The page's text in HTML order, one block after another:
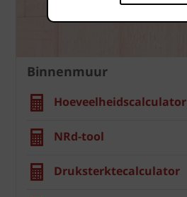
Binnenmuur
Hoeveelheidscalculator
NRd-tool
Druksterktecalculator